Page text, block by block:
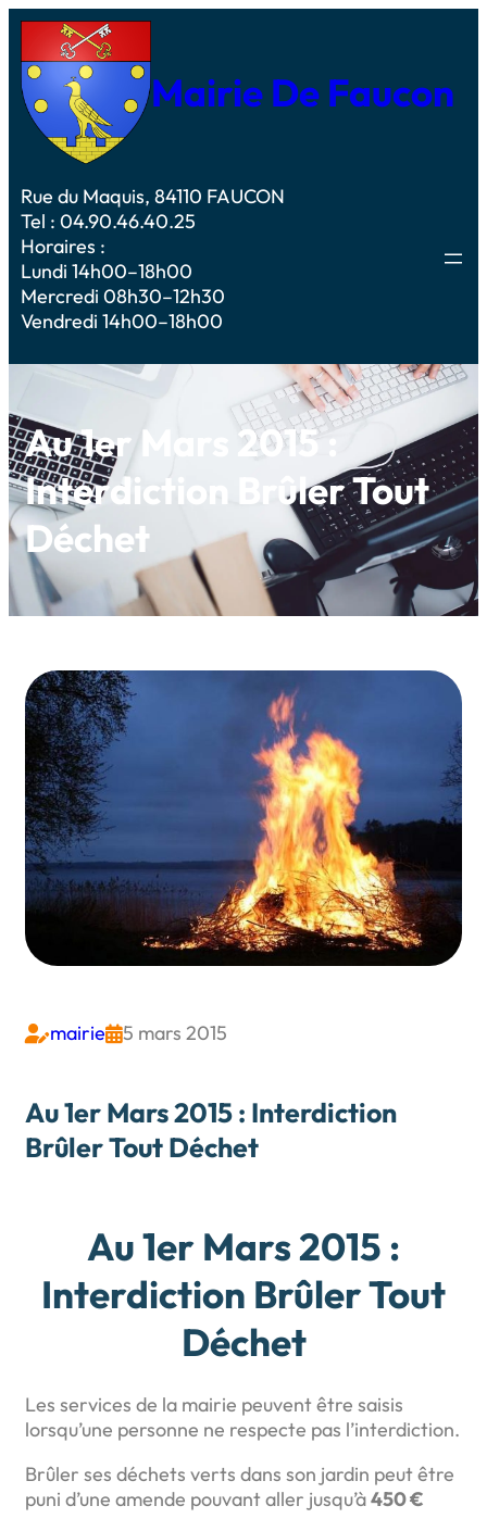
Mairie De Faucon
Rue du Maquis, 84110 FAUCON
Tel : 04.90.46.40.25
Horaires :
Lundi 14h00–18h00
Mercredi 08h30–12h30
Vendredi 14h00–18h00
Au 1er Mars 2015 :
Interdiction Brûler Tout
Déchet
mairie5 mars 2015
Au 1er Mars 2015 : Interdiction
Brûler Tout Déchet
Au 1er Mars 2015 :
Interdiction Brûler Tout
Déchet
Les services de la mairie peuvent être saisis
lorsqu’une personne ne respecte pas l’interdiction.
Brûler ses déchets verts dans son jardin peut être
puni d’une amende pouvant aller jusqu’à450 €